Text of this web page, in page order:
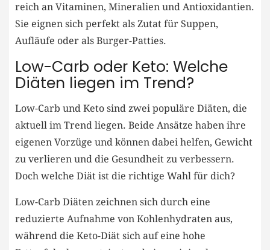
‌reich an Vitaminen, Mineralien und ⁤Antioxidantien.
Sie eignen sich perfekt als Zutat ‍für Suppen,
Aufläufe oder⁤ als ‍Burger-Patties.
Low-Carb ⁤oder Keto: Welche⁢
Diäten liegen im ‍Trend?
Low-Carb ‍und⁤ Keto sind zwei ⁢populäre Diäten, die
aktuell im ​Trend liegen.⁢ Beide Ansätze haben ihre​
eigenen Vorzüge⁤ und können dabei‍ helfen, Gewicht
zu verlieren und⁣ die Gesundheit zu ⁢verbessern.
Doch welche ‌Diät ist die richtige Wahl für⁣ dich?
Low-Carb Diäten zeichnen sich durch‍ eine⁣
reduzierte Aufnahme ⁣von‌ Kohlenhydraten aus,
während die Keto-Diät sich auf eine hohe